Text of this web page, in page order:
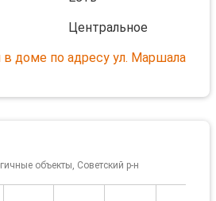
Центральное
доме по адресу ул. Маршала
объекты, Советский р-н